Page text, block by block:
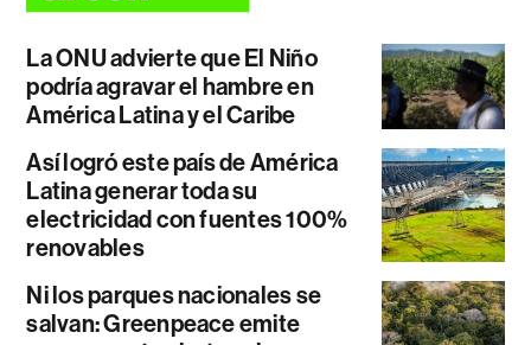
La ONU advierte que El Niño
podría agravar el hambre en
América Latina y el Caribe
Así logró este país de América
Latina generar toda su
electricidad con fuentes 100%
renovables
Ni los parques nacionales se
salvan: Greenpeace emite